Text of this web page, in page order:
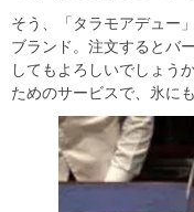
そう、「タラモアデュー
ブランド。注文するとバ
してもよろしいでしょう
ためのサービスで、氷に